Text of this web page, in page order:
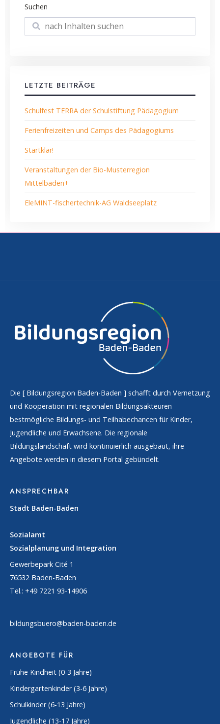
Suchen
Suchen
LETZTE BEITRÄGE
Schulfest TERRA der Schulstiftung Pädagogium
Ferienfreizeiten und Camps des Pädagogiums
Startklar!
Veranstaltungen der Bio-Musterregion
Mittelbaden+
EleMINT-fischertechnik-AG Waldseeplatz
Die [ Bildungsregion Baden-Baden ] schafft durch Vernetzung
und Kooperation mit regionalen Bildungsakteuren
bestmögliche Bildungs- und Teilhabechancen für Kinder,
Jugendliche und Erwachsene. Die regionale
Bildungslandschaft wird kontinuierlich ausgebaut, ihre
Angebote werden in diesem Portal gebündelt.
ANSPRECHBAR
Stadt Baden-Baden
Sozialamt
Sozialplanung und Integration
Gewerbepark Cité 1
76532 Baden-Baden
Tel.: +49 7221 93-14906
bildungsbuero@baden-baden.de
ANGEBOTE FÜR
Frühe Kindheit (0-3 Jahre)
Kindergartenkinder (3-6 Jahre)
Schulkinder (6-13 Jahre)
Jugendliche (13-17 Jahre)